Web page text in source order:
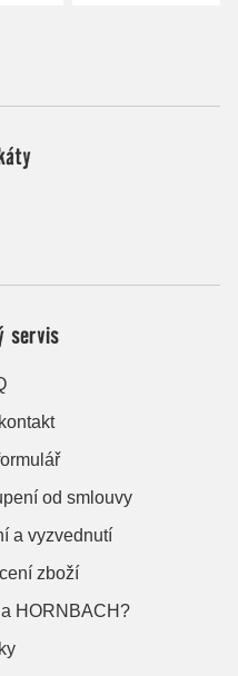
servis
od smlouvy
a vyzvednutí
zboží
HORNBACH?